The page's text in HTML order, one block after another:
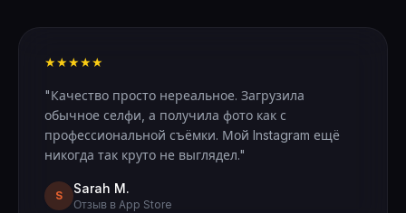
★★★★★
"Качество просто нереальное. Загрузила
обычное селфи, а получила фото как с
профессиональной съёмки. Мой Instagram ещё
никогда так круто не выглядел."
S Sarah M.
Отзыв в App Store